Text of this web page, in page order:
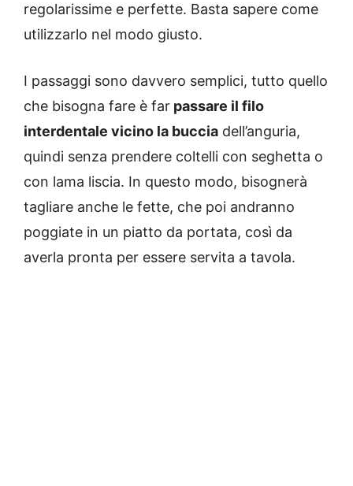
regolarissime e perfette. Basta sapere come
utilizzarlo nel modo giusto.
I passaggi sono davvero semplici, tutto quello
che bisogna fare è far passare il filo
interdentale vicino la buccia dell’anguria,
quindi senza prendere coltelli con seghetta o
con lama liscia. In questo modo, bisognerà
tagliare anche le fette, che poi andranno
poggiate in un piatto da portata, così da
averla pronta per essere servita a tavola.